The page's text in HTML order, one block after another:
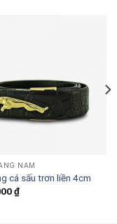
NAM
cá sấu trơn liền 4cm
₫